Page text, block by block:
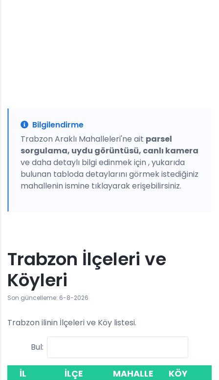
Bilgilendirme
Trabzon Araklı Mahalleleri'ne ait parsel
sorgulama, uydu görüntüsü, canlı kamera
ve daha detaylı bilgi edinmek için , yukarıda
bulunan tabloda detaylarını görmek istediğiniz
mahallenin ismine tıklayarak erişebilirsiniz.
Trabzon İlçeleri ve
Köyleri
Son güncelleme: 6-8-2026
Trabzon ilinin İlçeleri ve Köy listesi.
Bul:
İL İLÇE MAHALLE KÖY